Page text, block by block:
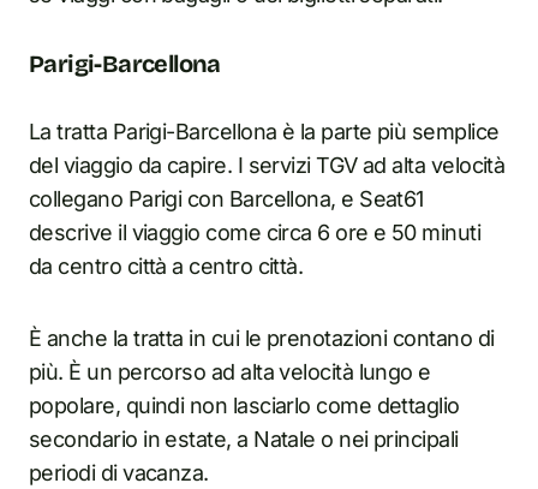
Parigi-Barcellona
La tratta Parigi-Barcellona è la parte più semplice
del viaggio da capire. I servizi TGV ad alta velocità
collegano Parigi con Barcellona, e Seat61
descrive il viaggio come circa 6 ore e 50 minuti
da centro città a centro città.
È anche la tratta in cui le prenotazioni contano di
più. È un percorso ad alta velocità lungo e
popolare, quindi non lasciarlo come dettaglio
secondario in estate, a Natale o nei principali
periodi di vacanza.